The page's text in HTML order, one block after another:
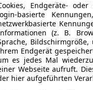
Endgeräte-
basierte
(z. B.
Endgerät
es jedes Mal
Webseite aufruft.
hier aufgeführten